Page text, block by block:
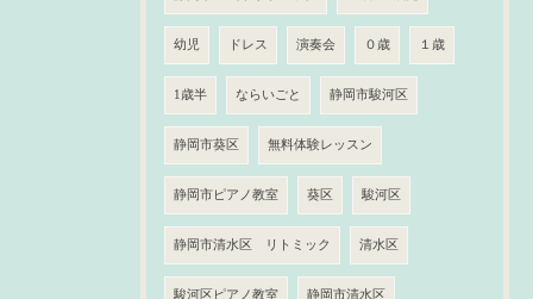
幼児 ドレス 演奏会 ０歳 １歳
1歳半 ならいごと 静岡市駿河区
静岡市葵区 無料体験レッスン
静岡市ピアノ教室 葵区 駿河区
静岡市清水区 リトミック 清水区
駿河区ピアノ教室 静岡市清水区